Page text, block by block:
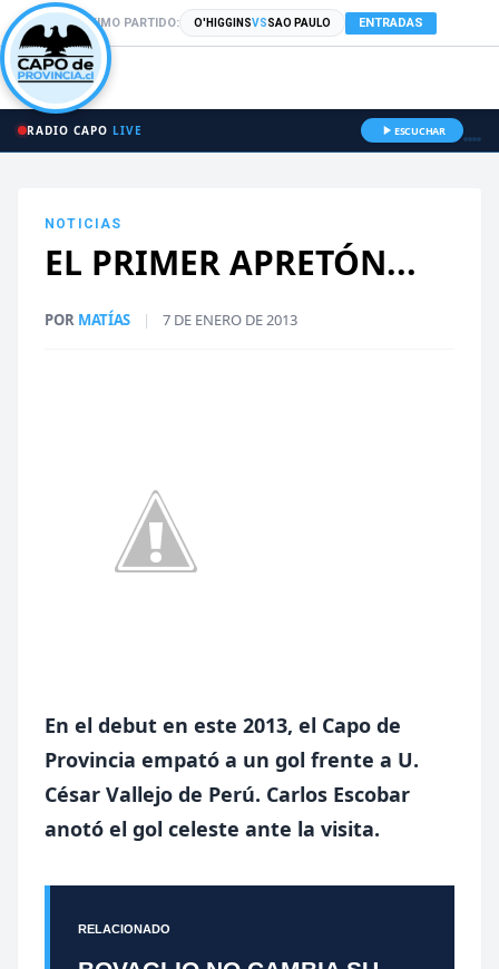
PRÓXIMO PARTIDO: O'HIGGINSVSSAO PAULO ENTRADAS
RADIO CAPO LIVE ESCUCHAR
NOTICIAS
EL PRIMER APRETÓN...
POR MATÍAS | 7 DE ENERO DE 2013
En el debut en este 2013, el Capo de
Provincia empató a un gol frente a U.
César Vallejo de Perú. Carlos Escobar
anotó el gol celeste ante la visita.
RELACIONADO